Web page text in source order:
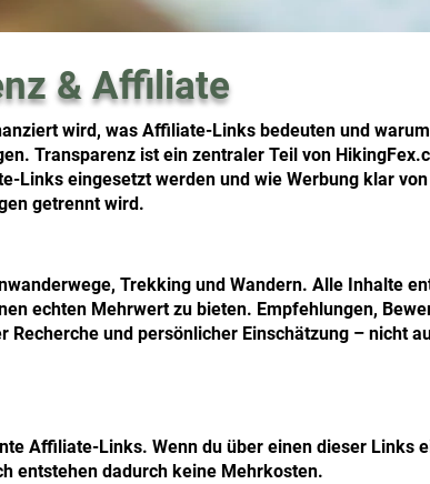
& Affiliate
wird, was Affiliate-Links bedeuten und
Transparenz ist ein zentraler Teil von
Links eingesetzt werden und wie Werbung klar
getrennt wird.
Trekking und Wandern. Alle Inhalte
echten Mehrwert zu bieten. Empfehlungen,
und persönlicher Einschätzung – nicht
Affiliate-Links. Wenn du über einen dieser Links
entstehen dadurch keine Mehrkosten.